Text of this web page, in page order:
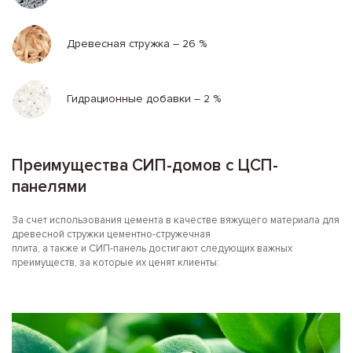
Древесная стружка – 26 %
Гидрационные добавки – 2 %
Преимущества СИП-домов с ЦСП-
панелями
За счет использования цемента в качестве вяжущего материала для
древесной стружки цементно-стружечная
плита, а также и СИП-панель достигают следующих важных
преимуществ, за которые их ценят клиенты: